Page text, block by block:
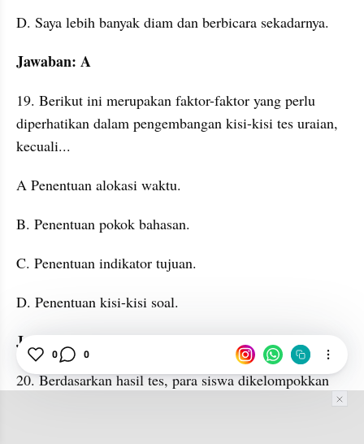
D. Saya lebih banyak diam dan berbicara sekadarnya.
Jawaban: A
19. Berikut ini merupakan faktor-faktor yang perlu
diperhatikan dalam pengembangan kisi-kisi tes uraian,
kecuali...
A Penentuan alokasi waktu.
B. Penentuan pokok bahasan.
C. Penentuan indikator tujuan.
D. Penentuan kisi-kisi soal.
Jawaban: C
20. Berdasarkan hasil tes, para siswa dikelompokkan
0 0